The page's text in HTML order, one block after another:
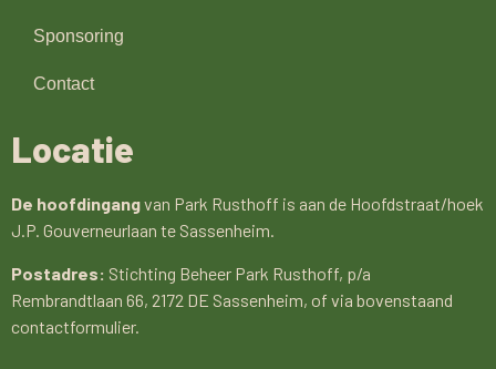
Sponsoring
Contact
Locatie
De hoofdingangvan Park Rusthoff is aan de Hoofdstraat/hoek
J.P. Gouverneurlaan te Sassenheim.
Postadres: Stichting Beheer Park Rusthoff, p/a
Rembrandtlaan 66, 2172 DE Sassenheim, of via bovenstaand
contactformulier.